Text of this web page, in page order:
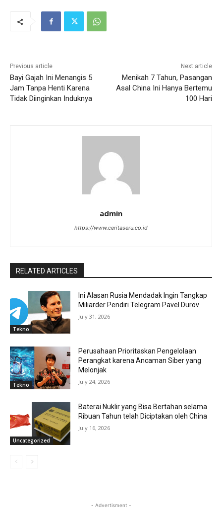
Previous article
Bayi Gajah Ini Menangis 5
Jam Tanpa Henti Karena
Tidak Diinginkan Induknya
Next article
Menikah 7 Tahun, Pasangan
Asal China Ini Hanya Bertemu
100 Hari
admin
https://www.ceritaseru.co.id
RELATED ARTICLES
Tekno
Ini Alasan Rusia Mendadak Ingin Tangkap
Miliarder Pendiri Telegram Pavel Durov
July 31, 2026
Tekno
Perusahaan Prioritaskan Pengelolaan
Perangkat karena Ancaman Siber yang
Melonjak
July 24, 2026
Uncategorized
Baterai Nuklir yang Bisa Bertahan selama
Ribuan Tahun telah Diciptakan oleh China
July 16, 2026
- Advertisment -